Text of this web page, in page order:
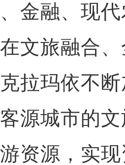
金融、现代
文旅融合
拉玛依不
源城市的
资源，实